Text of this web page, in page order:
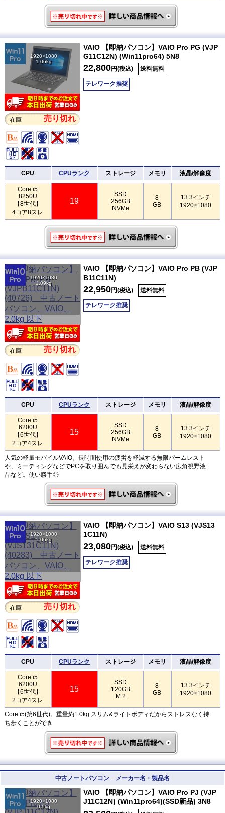
1920×1080
1.06kg
在庫 売り切れ
VAIO 【即納パソコン】VAIO Pro PG (VJP
G11C12N) (Win11pro64) 5N8
22,800円(税込) 送料無料
テレワーク推奨
CPU CPUランク ストレージ メモリ 液晶/解像度
Core i5
8250U
【8世代】
4コア8スレ
19
SSD
256GB
NVMe
8
GB
13.3インチ
1920×1080
1920×1080
1.09kg
在庫 売り切れ
VAIO 【即納パソコン】VAIO Pro PB (VJP
B11C11N)
22,950円(税込) 送料無料
テレワーク推奨
CPU CPUランク ストレージ メモリ 液晶/解像度
Core i5
6200U
【6世代】
2コア4スレ
15
SSD
256GB
NVMe
8
GB
13.3インチ
1920×1080
人気の軽量モバイルVAIO。長時間使用の疲労を軽減する無限パームレスト
や、ミーティングなどでPCを取り囲んでも見栄えが変わらない広角視野液
晶など。使い勝手◎
1920×1080
1.06kg
在庫 売り切れ
VAIO 【即納パソコン】VAIO S13 (VJS13
1C11N)
23,080円(税込) 送料無料
テレワーク推奨
CPU CPUランク ストレージ メモリ 液晶/解像度
Core i5
6200U
【6世代】
2コア4スレ
15
SSD
120GB
M.2
8
GB
13.3インチ
1920×1080
Core i5(第6世代)。重量約1.0kg スリム&ライトボディだからストレスなく持
ち歩くことができ
中古ノートパソコン メーカー名・製品名
1920×1080
0.9kg
VAIO 【即納パソコン】VAIO Pro PJ (VJP
J11C12N) (Win11pro64)(SSD新品) 3N8